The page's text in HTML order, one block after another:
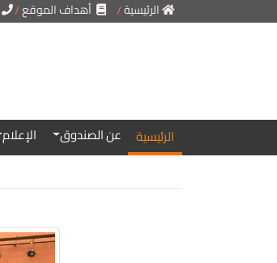
الرئيسية أهداف الموقع
الرئيسية عن الصندوق الإعلام